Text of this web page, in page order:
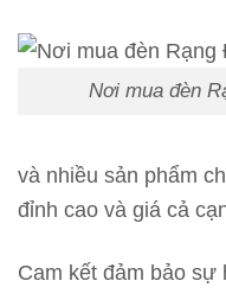
Nơi mua đèn
và nhiều sản phẩm
đỉnh cao và giá cả
Cam kết đảm bảo sự